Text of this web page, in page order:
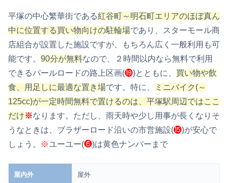
平塚の中心繁華街である紅谷町～明石町エリアのほぼ真ん
中に位置する買い物向けの駐輪場であり、スターモール商
店組合が設置した施設ですが、もちろん広く一般利用も可
能です。 90分が無料なので、２時間以内なら無料で利用
できるパールロードの路上区画(⓳)とともに、 買い物や飲
食、用足しに最適な置き場です。特に、
ミニバイク(～
125cc)が一定時間無料で置けるのは、平塚駅周辺ではここ
だけ※なります。ただし、雨天時や少し用事が長くなりそ
うなときは、ブラザーロード沿いの市営施設(⓯)が安心で
しょう。
※ユーユー(❻)は黄色ナンバーまで
屋内外 屋外